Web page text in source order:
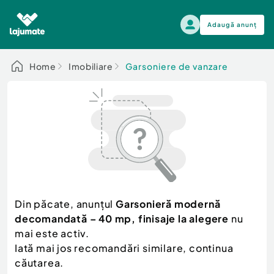
Adaugă anunț
Alege categoria
Auto, moto si ambarcatiuni
Electronice si electrocasnice
Mama si copilul
Moda si frumusete
Sport, timp liber, arta
Agro si Industrie
Auto, moto si ambarcatiuni
Scutere - ATV - UTV
Autoutilitare
Ambarcatiuni
Camioane - Rulote - Remorci
Motociclete
Home Imobiliare Garsoniere de vanzare
Din păcate, anunțul Garsonieră modernă
decomandată – 40 mp, finisaje la alegere nu
mai este activ.
Iată mai jos recomandări similare, continua
căutarea.